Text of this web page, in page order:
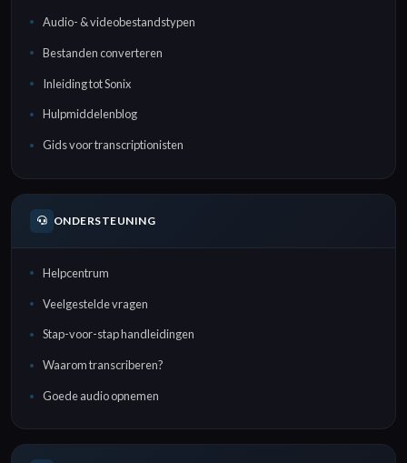
Audio- & videobestandstypen
Bestanden converteren
Inleiding tot Sonix
Hulpmiddelenblog
Gids voor transcriptionisten
ONDERSTEUNING
Helpcentrum
Veelgestelde vragen
Stap-voor-stap handleidingen
Waarom transcriberen?
Goede audio opnemen